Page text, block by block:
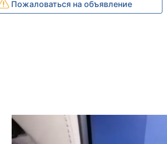
Пожаловаться на объявление